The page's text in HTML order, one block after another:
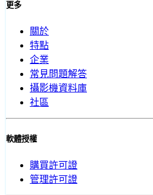
更多
關於
特點
企業
常見問題解答
攝影機資料庫
社區
軟體授權
購買許可證
管理許可證